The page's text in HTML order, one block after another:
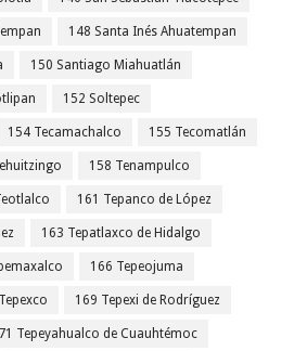
148 Santa Inés Ahuatempan
150 Santiago Miahuatlán
152 Soltepec
154 Tecamachalco 155 Tecomatlán
158 Tenampulco
161 Tepanco de López
163 Tepatlaxco de Hidalgo
166 Tepeojuma
169 Tepexi de Rodríguez
Tepeyahualco de Cuauhtémoc